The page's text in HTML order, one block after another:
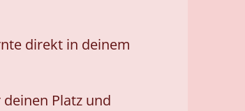
direkt in deinem
Platz und